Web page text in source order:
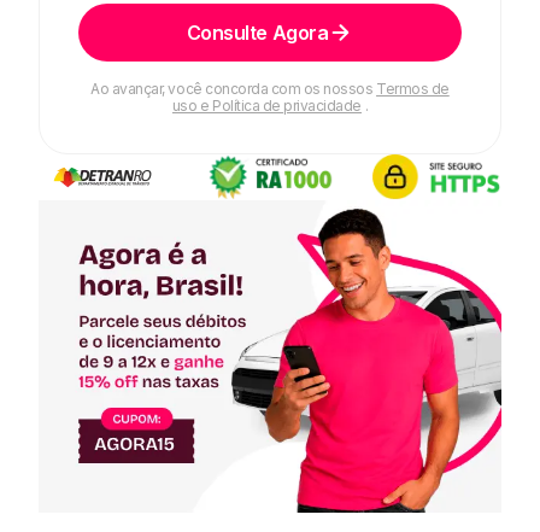
Consulte Agora
Ao avançar, você concorda com os nossos Termos de
uso e Política de privacidade .